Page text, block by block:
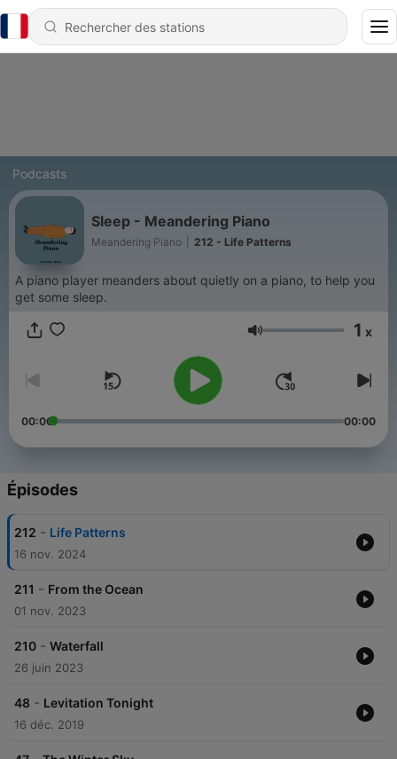
Podcasts
Sleep - Meandering Piano
Meandering Piano 212 - Life Patterns
A piano player meanders about quietly on a piano, to help you
get some sleep.
Volume 1 x
00:00 00:00
Épisodes
212 - Life Patterns
16 nov. 2024
211 - From the Ocean
01 nov. 2023
210 - Waterfall
26 juin 2023
48 - Levitation Tonight
16 déc. 2019